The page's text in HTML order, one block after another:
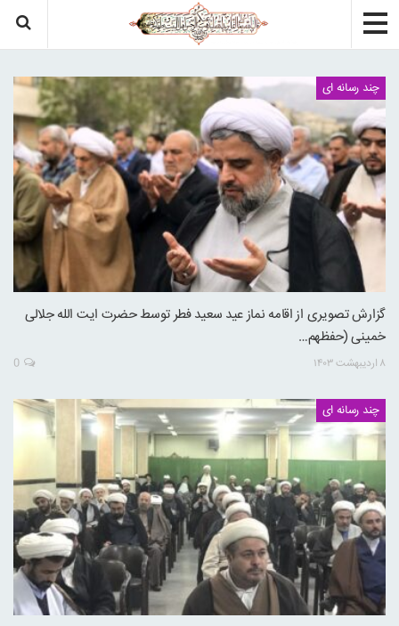
چند رسانه ای
گزارش تصویری از اقامه نماز عید سعید فطر توسط حضرت ایت الله جلالی
خمینی (حفظهم…
۸ اردیبهشت ۱۴۰۳ 0
چند رسانه ای